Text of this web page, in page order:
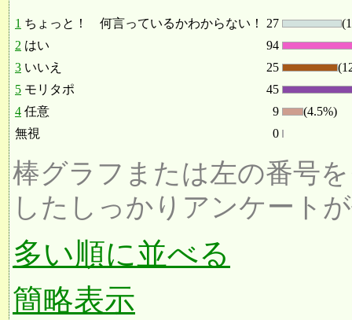
1 ちょっと！ 何言っているかわからない！ 27
2 はい
94
3 いいえ 25
5 モリタポ
45
4 任意 9
(4.5%)
無視
0
棒グラフまたは左の番号
したしっかりアンケート
多い順に並べる
簡略表示